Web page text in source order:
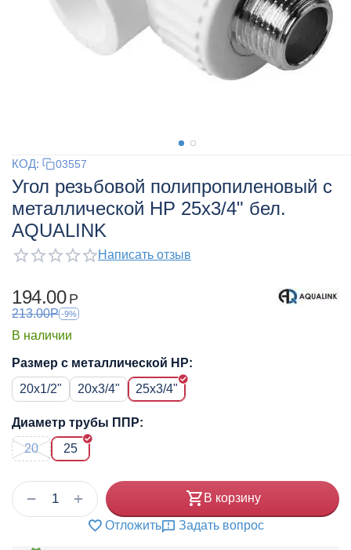
КОД: 03557
Угол резьбовой полипропиленовый с
металлической НР 25x3/4" бел.
AQUALINK
Написать отзыв
194.00 Р
213.00Р -9%
В наличии
Размер с металлической НР:
20x1/2"
20x3/4" 25x3/4"
Диаметр трубы ППР:
20
25
+
− В корзину
Отложить Задать вопрос